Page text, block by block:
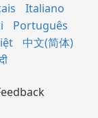
Italiano
Português
中文(简体)